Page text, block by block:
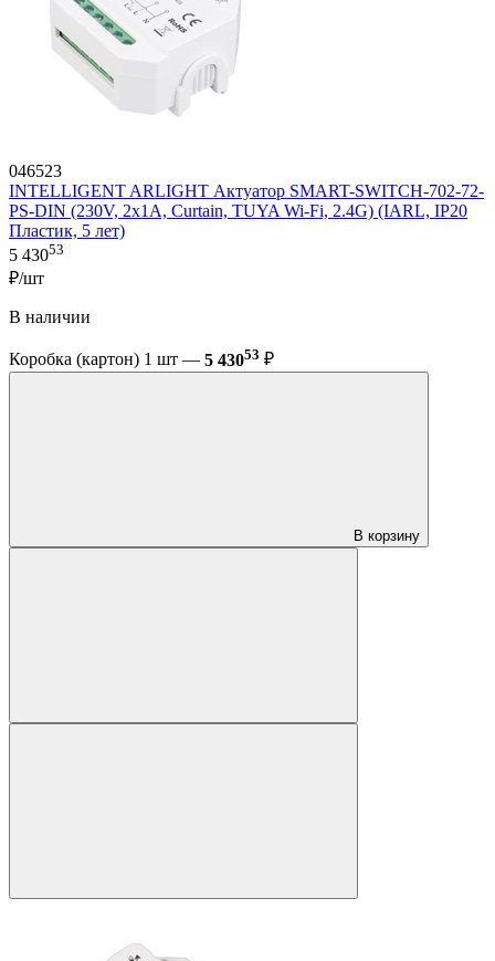
046523
INTELLIGENT ARLIGHT Актуатор SMART-SWITCH-702-72-
PS-DIN (230V, 2x1A, Curtain, TUYA Wi-Fi, 2.4G) (IARL, IP20
Пластик, 5 лет)
5 43053
₽/шт
В наличии
Коробка (картон) 1 шт — 5 43053 ₽
В корзину